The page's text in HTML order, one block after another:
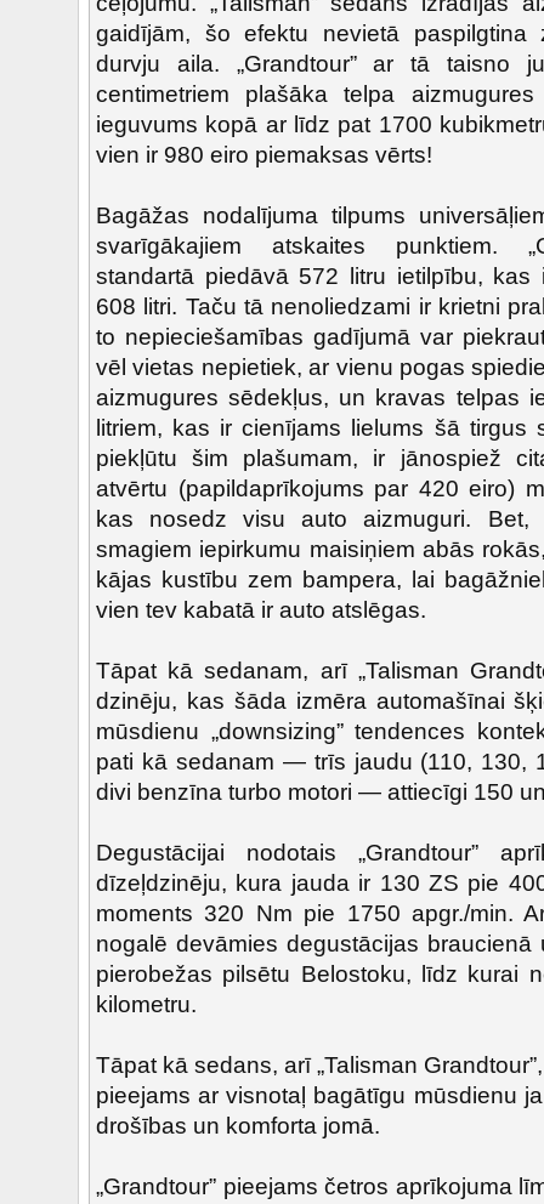
gaidījām, šo efektu nevietā
durvju aila. „Grandtour” ar tā taisno
centimetriem plašāka telpa
ieguvums kopā ar līdz pat 1700
vien ir 980 eiro piemaksas vērts!
Bagāžas nodalījuma tilpums
svarīgākajiem atskaites punktiem.
standartā piedāvā 572 litru ietilpību,
608 litri. Taču tā nenoliedzami ir krietni
to nepieciešamības gadījumā var
vēl vietas nepietiek, ar vienu pogas
aizmugures sēdekļus, un kravas telpas
litriem, kas ir cienījams lielums šā tirgus
piekļūtu šim plašumam, ir jānospiež
atvērtu (papildaprīkojums par 420 eiro)
kas nosedz visu auto aizmuguri.
smagiem iepirkumu maisiņiem abās
kājas kustību zem bampera, lai
vien tev kabatā ir auto atslēgas.
Tāpat kā sedanam, arī „Talisman
dzinēju, kas šāda izmēra automašīnai
mūsdienu „downsizing” tendences
pati kā sedanam — trīs jaudu (110, 130,
divi benzīna turbo motori — attiecīgi 150
Degustācijai nodotais „Grandtour”
dīzeļdzinēju, kura jauda ir 130 ZS pie
moments 320 Nm pie 1750 apgr./min.
nogalē devāmies degustācijas
pierobežas pilsētu Belostoku, līdz kurai
kilometru.
Tāpat kā sedans, arī „Talisman
pieejams ar visnotaļ bagātīgu mūsdienu
drošības un komforta jomā.
„Grandtour” pieejams četros aprīkojuma